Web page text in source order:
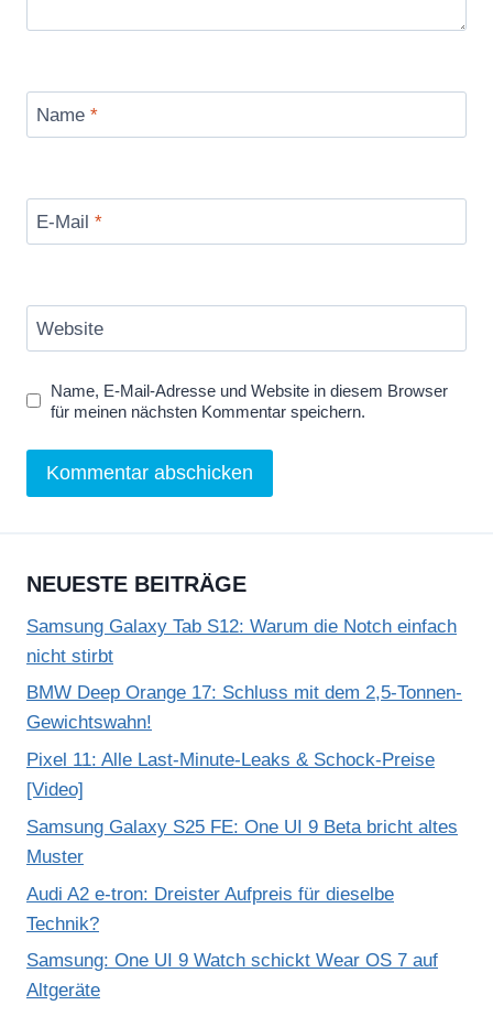
Name *
E-Mail *
Website
Name, E-Mail-Adresse und Website in diesem Browser
für meinen nächsten Kommentar speichern.
NEUESTE BEITRÄGE
Samsung Galaxy Tab S12: Warum die Notch einfach
nicht stirbt
BMW Deep Orange 17: Schluss mit dem 2,5-Tonnen-
Gewichtswahn!
Pixel 11: Alle Last-Minute-Leaks & Schock-Preise
[Video]
Samsung Galaxy S25 FE: One UI 9 Beta bricht altes
Muster
Audi A2 e-tron: Dreister Aufpreis für dieselbe
Technik?
Samsung: One UI 9 Watch schickt Wear OS 7 auf
Altgeräte